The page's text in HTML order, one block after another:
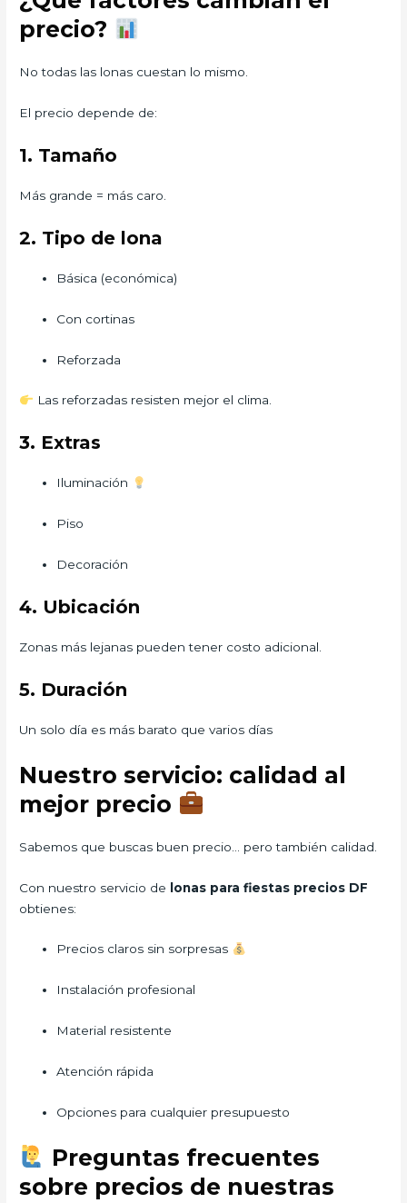
precio?
No todas las lonas cuestan lo mismo.
El precio depende de:
1. Tamaño
Más grande = más caro.
2. Tipo de lona
Básica (económica)
Con cortinas
Reforzada
Las reforzadas resisten mejor el clima.
3. Extras
Iluminación
Piso
Decoración
4. Ubicación
Zonas más lejanas pueden tener costo adicional.
5. Duración
Un solo día es más barato que varios días
Nuestro servicio: calidad al
mejor precio
Sabemos que buscas buen precio… pero también calidad.
Con nuestro servicio de lonas para fiestas precios DF
obtienes:
Precios claros sin sorpresas
Instalación profesional
Material resistente
Atención rápida
Opciones para cualquier presupuesto
Preguntas frecuentes
sobre precios de nuestras